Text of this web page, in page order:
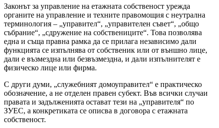
Законът за управление на етажната собственост урежда
органите на управление и техните правомощия с неутрална
терминология – „управител“, „управителен съвет“, „общо
събрание“, „сдружение на собствениците“. Това позволява
една и съща правна рамка да се прилага независимо дали
функцията се изпълнява от собственик или от външно лице,
дали е възмездна или безвъзмездна, и дали изпълнителят е
физическо лице или фирма.
С други думи, „служебният домоуправител“ е практическо
обозначение, а не отделен правен субект. Във всички случаи
правата и задълженията остават тези на „управителя“ по
ЗУЕС, а конкретиката се описва в договора с етажната
собственост.